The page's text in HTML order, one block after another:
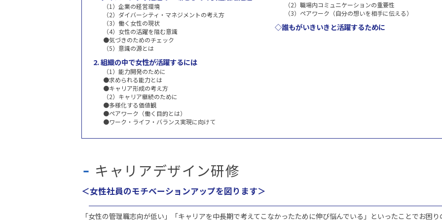
（1）企業の経営環境
（2）ダイバーシティ・マネジメントの考え方
（3）働く女性の現状
（4）女性の活躍を阻む意識
●気づきのためのチェック
（5）意識の源とは
2. 組織の中で女性が活躍するには
（1）能力開発のために
●求められる能力とは
●キャリア形成の考え方
（2）キャリア継続のために
●多様化する価値観
●ペアワーク（働く目的とは）
●ワーク・ライフ・バランス実現に向けて
（2）職場内コミュニケーションの重要性
（3）ペアワーク（自分の想いを相手に伝える）
◇誰もがいきいきと活躍するために
キャリアデザイン研修
＜女性社員のモチベーションアップを図ります＞
「女性の管理職志向が低い」「キャリアを中長期で考えてこなかったために伸び悩んでいる」といったことでお困り